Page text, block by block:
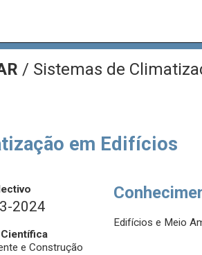
/ Sistemas de
em Edifícios
2024
e Construção
Edifícios e Meio